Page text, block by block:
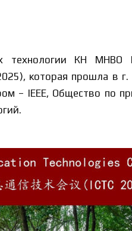
технологии КН
которая прошла в
– IEEE, Общество по